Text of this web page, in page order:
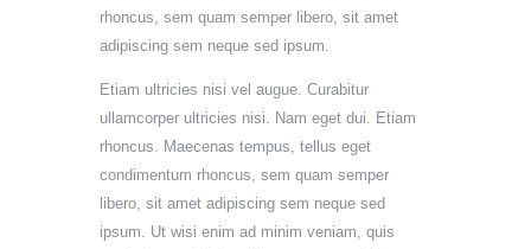
rhoncus, sem quam semper libero, sit amet
adipiscing sem neque sed ipsum.
Etiam ultricies nisi vel augue. Curabitur
ullamcorper ultricies nisi. Nam eget dui. Etiam
rhoncus. Maecenas tempus, tellus eget
condimentum rhoncus, sem quam semper
libero, sit amet adipiscing sem neque sed
ipsum. Ut wisi enim ad minim veniam, quis